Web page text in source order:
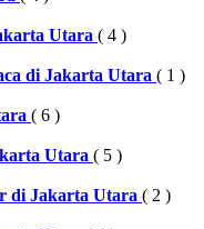
Utara ( 4 )
di Jakarta Utara ( 1 )
( 6 )
Utara ( 5 )
di Jakarta Utara ( 2 )